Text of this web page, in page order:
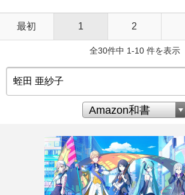
最初 1 2
全30件中 1-10 件を表示